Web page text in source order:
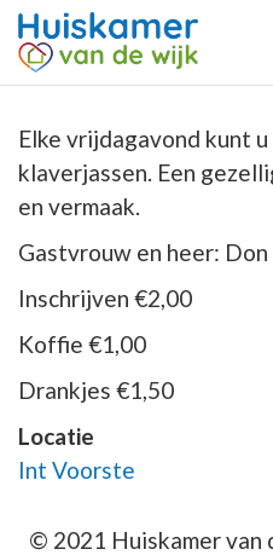
Elke vrijdagavond kunt
klaverjassen. Een
en vermaak.
Gastvrouw en heer:
Inschrijven €2,00
Koffie €1,00
Drankjes €1,50
Locatie
Int Voorste
© 2021 Huiskamer van